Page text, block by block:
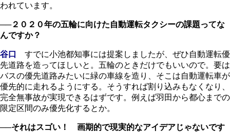
われています。
──２０２０年の五輪に向けた自動運転タクシーの課題ってな
んですか？
谷口
すでに小池都知事には提案しましたが、ぜひ自動運転優
先道路を造ってほしいと。五輪のときだけでもいいので。要は
バスの優先道路みたいに緑の車線を造り、そこは自動運転車が
優先的に走れるようにする。そうすれば割り込みもなくなり、
完全無事故が実現できるはずです。例えば羽田から都心までの
限定区間のみ優先化するとか。
──それはスゴい！ 画期的で現実的なアイデアじゃないです